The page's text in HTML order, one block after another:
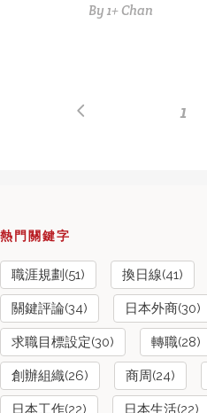
By 1+ Chan
1
熱門關鍵字
職涯規劃(51) 換日線(41)
關鍵評論(34) 日本外商(30)
求職目標設定(30) 轉職(28)
創辦組織(26) 商周(24)
日本工作(22) 日本生活(22)